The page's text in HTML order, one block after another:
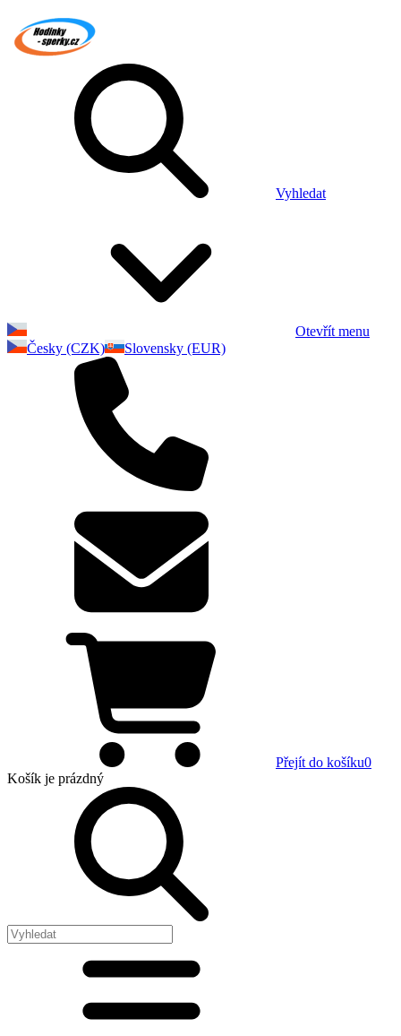
Vyhledat
Otevřít menu
Česky (CZK)
Slovensky (EUR)
Přejít do košíku0
Košík je prázdný